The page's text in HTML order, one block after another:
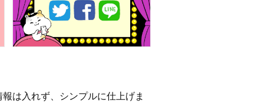
は入れず、シンプルに仕上げま